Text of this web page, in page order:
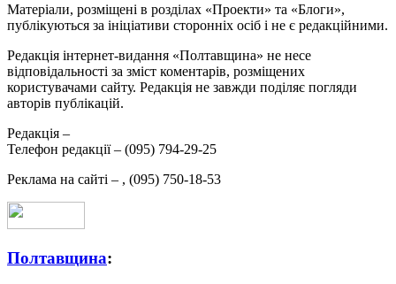
Матеріали, розміщені в розділах «Проекти» та «Блоги»,
публікуються за ініціативи сторонніх осіб і не є редакційними.
Редакція інтернет-видання «Полтавщина» не несе
відповідальності за зміст коментарів, розміщених
користувачами сайту. Редакція не завжди поділяє погляди
авторів публікацій.
Редакція –
Телефон редакції – (095) 794-29-25
Реклама на сайті – , (095) 750-18-53
Полтавщина: